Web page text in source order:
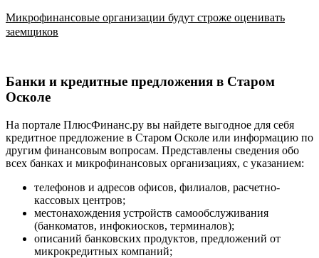
Микрофинансовые организации будут строже оценивать
заемщиков
Банки и кредитные предложения в Старом
Осколе
На портале ПлюсФинанс.ру вы найдете выгодное для себя
кредитное предложение в Старом Осколе или информацию по
другим финансовым вопросам. Представлены сведения обо
всех банках и микрофинансовых организациях, с указанием:
телефонов и адресов офисов, филиалов, расчетно-
кассовых центров;
местонахождения устройств самообслуживания
(банкоматов, инфокиосков, терминалов);
описаний банковских продуктов, предложений от
микрокредитных компаний;